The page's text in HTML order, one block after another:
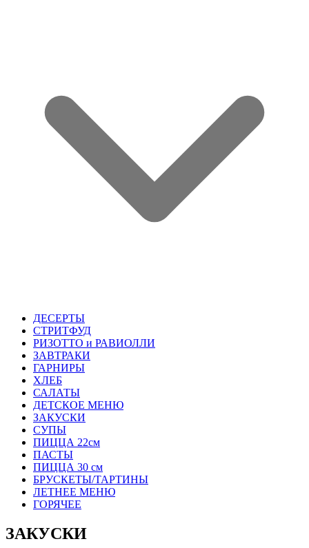
ДЕСЕРТЫ
СТРИТФУД
РИЗОТТО и РАВИОЛЛИ
ЗАВТРАКИ
ГАРНИРЫ
ХЛЕБ
САЛАТЫ
ДЕТСКОЕ МЕНЮ
ЗАКУСКИ
СУПЫ
ПИЦЦА 22см
ПАСТЫ
ПИЦЦА 30 см
БРУСКЕТЫ/ТАРТИНЫ
ЛЕТНЕЕ МЕНЮ
ГОРЯЧЕЕ
ЗАКУСКИ